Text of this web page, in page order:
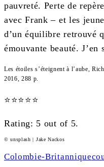
pauvreté. Perte de
avec Frank – et les
d’un équilibre retrouvé
émouvante beauté.
Les étoiles s’éteignent à l’aube,
2016, 288 p.
⭐⭐⭐⭐⭐
Rating: 5 out of 5.
© unsplash | Jake Nackos
Colombie-Britannique